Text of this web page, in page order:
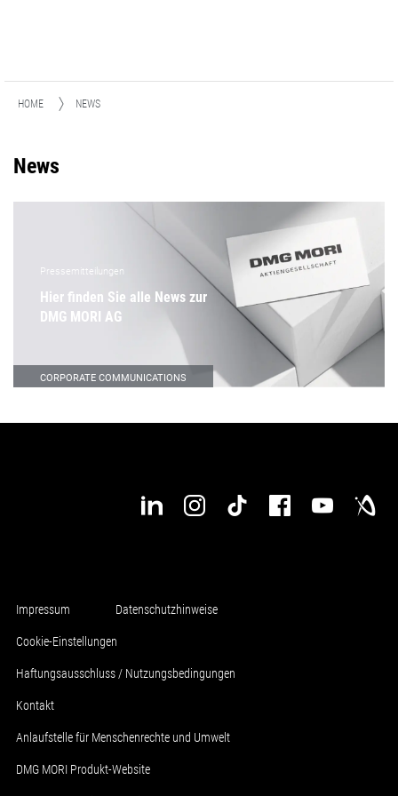
HOME NEWS
News
Pressemitteilungen
Hier finden Sie alle News zur
DMG MORI AG
CORPORATE COMMUNICATIONS
Impressum Datenschutzhinweise
Cookie-Einstellungen
Haftungsausschluss / Nutzungsbedingungen
Kontakt
Anlaufstelle für Menschenrechte und Umwelt
DMG MORI Produkt-Website